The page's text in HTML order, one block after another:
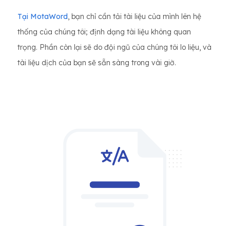
Tại MotaWord, bạn chỉ cần tải tài liệu của mình lên hệ
thống của chúng tôi; định dạng tài liệu không quan
trọng. Phần còn lại sẽ do đội ngũ của chúng tôi lo liệu, và
tài liệu dịch của bạn sẽ sẵn sàng trong vài giờ.